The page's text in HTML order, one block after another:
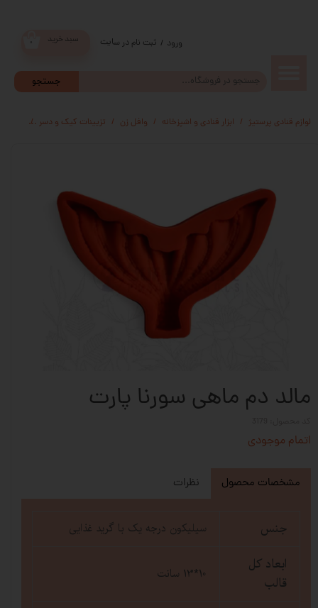
جستجو
سبد خرید ورود / ثبت نام در سایت
سفارشات
خروج از
حساب
کاربری
لوازم قنادی پرستیژ ابزار قنادی و اشپزخانه وافل زن تزیینات کیک و دسر
مالد دم ماهی سورنا پارت
اتمام موجودی
مشخصات محصول نظرات
جنس سیلیکون درجه یک با گرید غذایی
ابعاد کل
قالب
10*13 سانت